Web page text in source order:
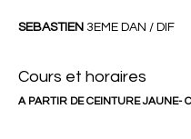
SEBASTIEN 3EME DAN / DIF
Cours et horaires
A PARTIR DE CEINTURE JAUNE-